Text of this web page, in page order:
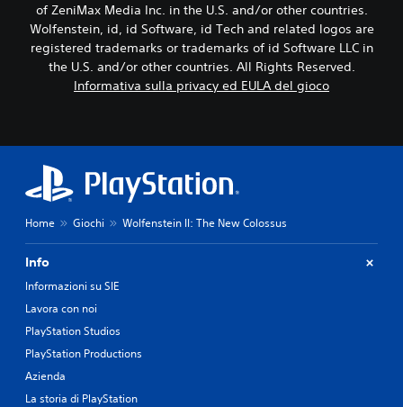
of ZeniMax Media Inc. in the U.S. and/or other countries.
Wolfenstein, id, id Software, id Tech and related logos are
registered trademarks or trademarks of id Software LLC in
the U.S. and/or other countries. All Rights Reserved.
Informativa sulla privacy ed EULA del gioco
Home Giochi Wolfenstein II: The New Colossus
Info
Informazioni su SIE
Lavora con noi
PlayStation Studios
PlayStation Productions
Azienda
La storia di PlayStation